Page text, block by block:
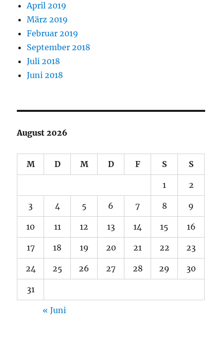
April 2019
März 2019
Februar 2019
September 2018
Juli 2018
Juni 2018
August 2026
M D M D F S S
1 2
3 4 5 6 7 8 9
10 11 12 13 14 15 16
17 18 19 20 21 22 23
24 25 26 27 28 29 30
31
« Juni